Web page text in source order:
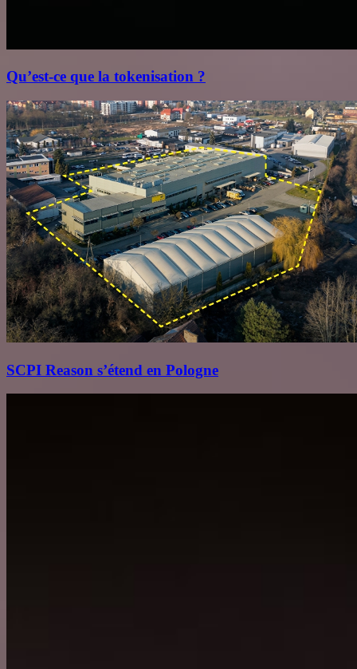
Qu’est‑ce que la tokenisation ?
SCPI Reason s’étend en Pologne